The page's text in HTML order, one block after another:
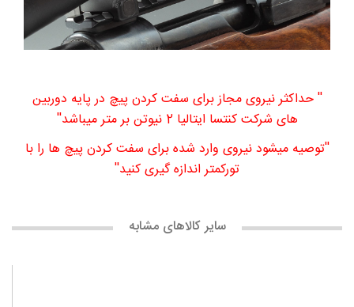
'' حداکثر نیروی مجاز برای سفت کردن پیچ در پایه دوربین
های شرکت کنتسا ایتالیا 2 نیوتن بر متر میباشد''
''توصیه میشود نیروی وارد شده برای سفت کردن پیچ ها را با
تورکمتر اندازه گیری کنید''
سایر کالاهای مشابه